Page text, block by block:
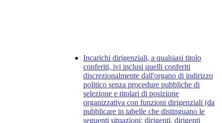
Incarichi dirigenziali, a qualsiasi titolo
conferiti, ivi inclusi quelli conferiti
discrezionalmente dall'organo di indirizzo
politico senza procedure pubbliche di
selezione e titolari di posizione
organizzativa con funzioni dirigenziali (da
pubblicare in tabelle che distinguano le
seguenti situazioni: dirigenti, dirigenti